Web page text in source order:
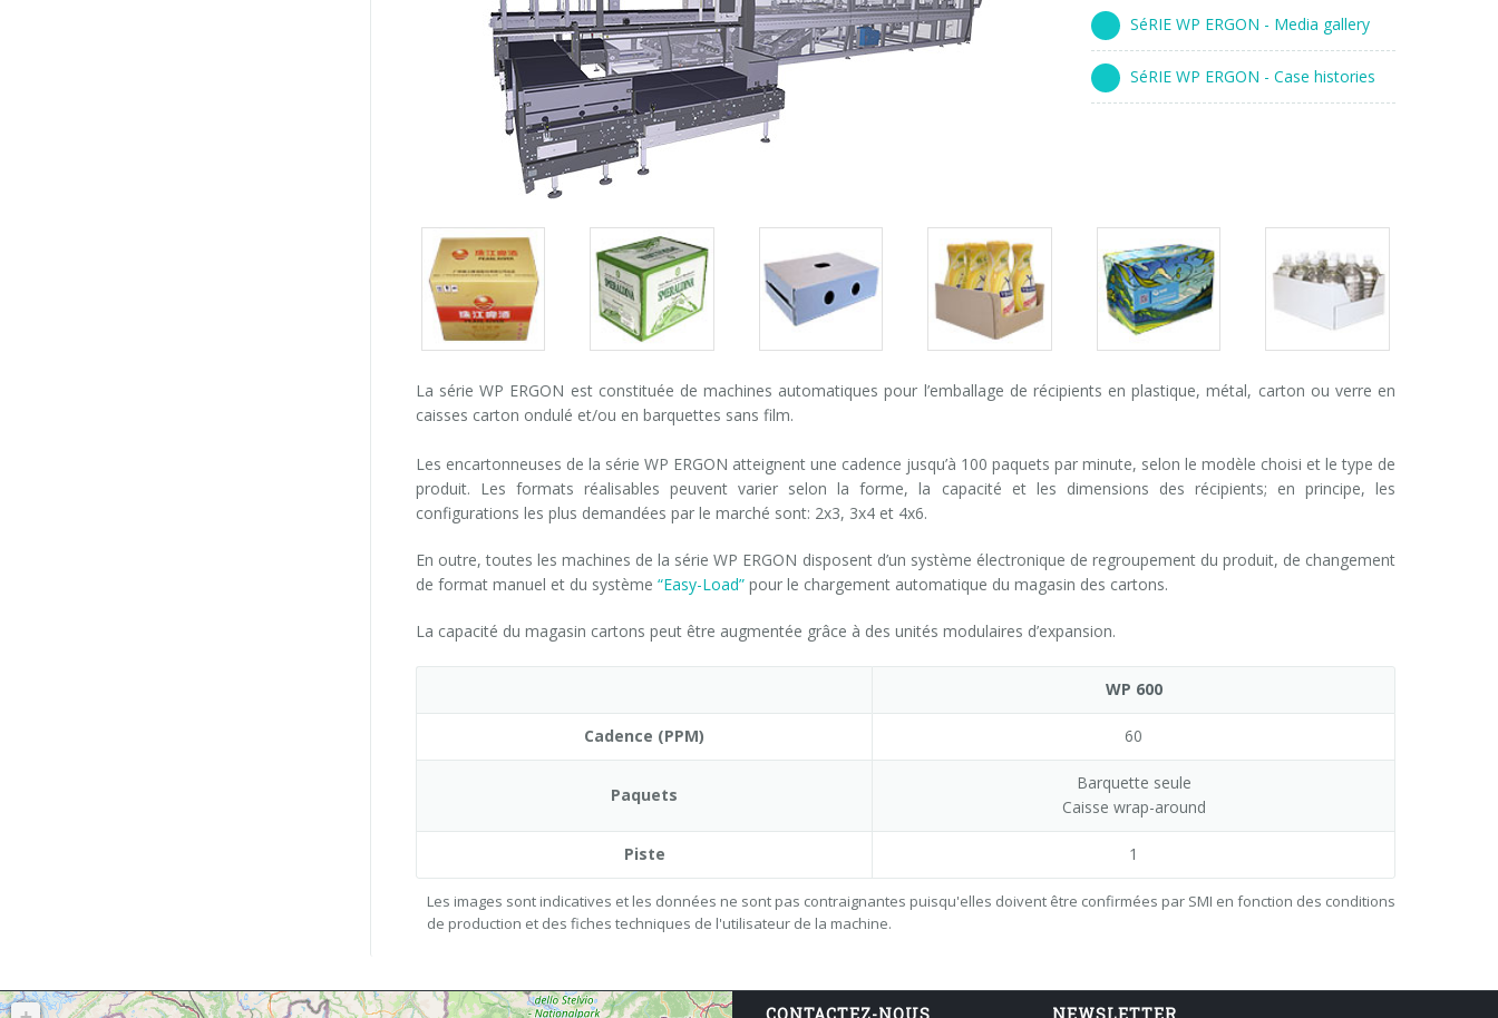
SéRIE WP ERGON - Media gallery
SéRIE WP ERGON - Case histories
Packs
gallery
Packs
gallery
Packs
gallery
Packs
gallery
Packs
gallery
Packs
La série WP ERGON est constituée de machines automatiques pour l’emballage de récipients en plastique, métal, carton ou verre en
caisses carton ondulé et/ou en barquettes sans film.
Les encartonneuses de la série WP ERGON atteignent une cadence jusqu’à 100 paquets par minute, selon le modèle choisi et le type de
produit. Les formats réalisables peuvent varier selon la forme, la capacité et les dimensions des récipients; en principe, les
configurations les plus demandées par le marché sont: 2x3, 3x4 et 4x6.
En outre, toutes les machines de la série WP ERGON disposent d’un système électronique de regroupement du produit, de changement
de format manuel et du système “Easy-Load” pour le chargement automatique du magasin des cartons.
La capacité du magasin cartons peut être augmentée grâce à des unités modulaires d’expansion.
WP 600
Cadence (PPM) 60
Paquets
Barquette seule
Caisse wrap-around
Piste 1
Les images sont indicatives et les données ne sont pas contraignantes puisqu'elles doivent être confirmées par SMI en fonction des conditions
de production et des fiches techniques de l'utilisateur de la machine.